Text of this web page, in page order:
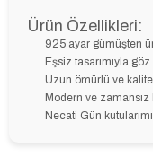
Ürün Özellikleri:
925 ayar gümüşten
Eşsiz tasarımıyla göz
Uzun ömürlü ve
Modern ve
Necati Gün